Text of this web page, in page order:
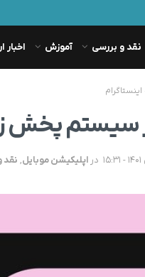
نقد و بررسی آموزش اخبار
در اپلیکیشن موبایل, نقد